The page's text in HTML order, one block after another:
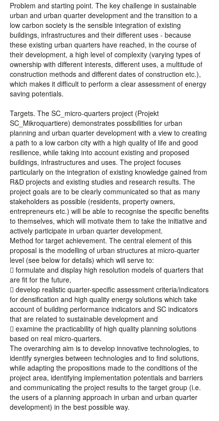
Problem and starting point. The key challenge in sustainable
urban and urban quarter development and the transition to a
low carbon society is the sensible integration of existing
buildings, infrastructures and their different uses - because
these existing urban quarters have reached, in the course of
their development, a high level of complexity (varying types of
ownership with different interests, different uses, a multitude of
construction methods and different dates of construction etc.),
which makes it difficult to perform a clear assessment of energy
saving potentials.
Targets. The SC_micro-quarters project (Projekt
SC_Mikroquartiere) demonstrates possibilities for urban
planning and urban quarter development with a view to creating
a path to a low carbon city with a high quality of life and good
resilience, while taking into account existing and proposed
buildings, infrastructures and uses. The project focuses
particularly on the integration of existing knowledge gained from
R&D projects and existing studies and research results. The
project goals are to be clearly communicated so that as many
stakeholders as possible (residents, property owners,
entrepreneurs etc.) will be able to recognise the specific benefits
to themselves, which will motivate them to take the initiative and
actively participate in urban quarter development.
Method for target achievement. The central element of this
proposal is the modelling of urban structures at micro-quarter
level (see below for details) which will serve to:
 formulate and display high resolution models of quarters that
are fit for the future,
 develop realistic quarter-specific assessment criteria/indicators
for densification and high quality energy solutions which take
account of building performance indicators and SC indicators
that are related to sustainable development and
 examine the practicability of high quality planning solutions
based on real micro-quarters.
The overarching aim is to develop innovative technologies, to
identify synergies between technologies and to find solutions,
while adapting the propositions made to the conditions of the
project area, identifying implementation potentials and barriers
and communicating the project results to the target group (i.e.
the users of a planning approach in urban and urban quarter
development) in the best possible way.